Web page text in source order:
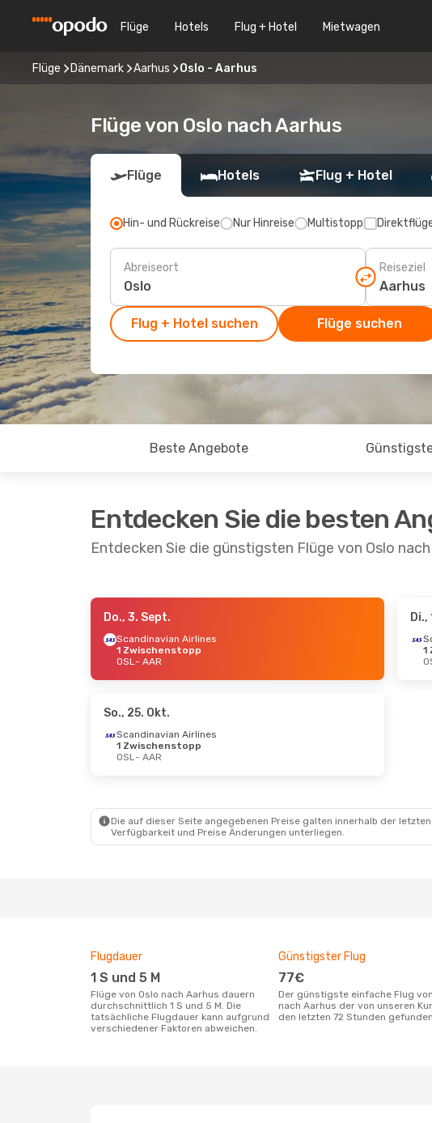
Flüge Hotels Flug + Hotel Mietwagen
Flüge Dänemark Aarhus Oslo - Aarhus
Flüge von Oslo nach Aarhus
Flüge Hotels Flug + Hotel
Hin- und Rückreise Nur Hinreise Multistopp
Abreiseort Reiseziel
Flug + Hotel suchen Flüge suchen
Beste Angebote
Entdecken Sie die besten
Entdecken Sie die günstigsten Flüge von Oslo
- Mo., 31. Aug.
Scandinavian Airlines
Scandinavian Airlines
Scandinavian Airlines
Do., 3. Sept.
Scandinavian Airlines
1 Zwischenstopp
OSL- AAR
Di.,
1
So., 25. Okt.
Scandinavian Airlines
1 Zwischenstopp
OSL- AAR
Die auf dieser Seite angegebenen Preise galten innerhalb der
Verfügbarkeit und Preise Änderungen unterliegen.
Flugdauer
1 S und 5 M
Flüge von Oslo nach Aarhus dauern
durchschnittlich 1 S und 5 M. Die
tatsächliche Flugdauer kann aufgrund
verschiedener Faktoren abweichen.
Günstigster Flug
77€
Der günstigste einfache Flug von Oslo
nach Aarhus der von unseren
den letzten 72 Stunden